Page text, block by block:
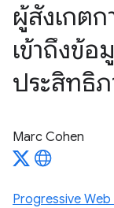
ผู้สังเกต
เข้าถึงข้
ประสิทธิ
Marc Cohen
Progressive